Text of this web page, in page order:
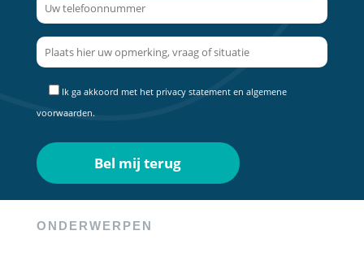
Ik ga akkoord met het privacy statementen algemene
voorwaarden.
ONDERWERPEN